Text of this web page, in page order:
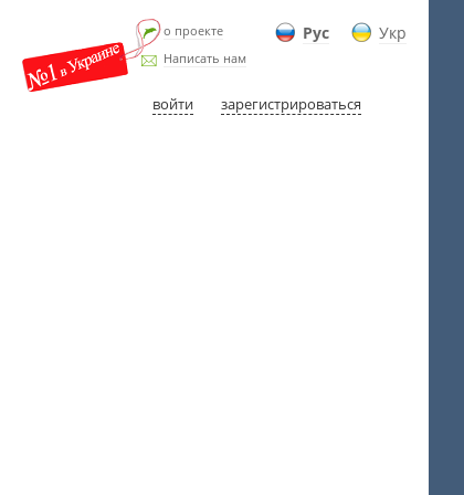
Рус Укр
о проекте
Написать нам
войти зарегистрироваться